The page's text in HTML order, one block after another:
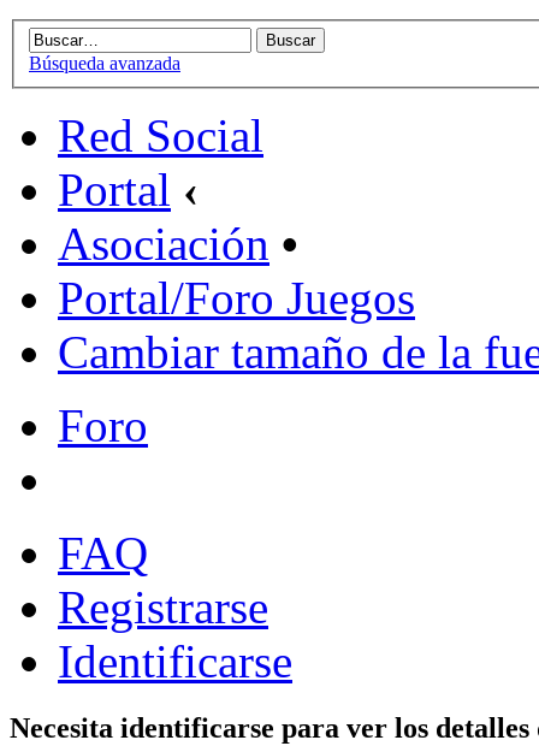
Búsqueda avanzada
Red Social
Portal ‹
Asociación •
Portal/Foro Juegos
Cambiar tamaño de la
Foro
FAQ
Registrarse
Identificarse
Necesita identificarse para ver los detalles